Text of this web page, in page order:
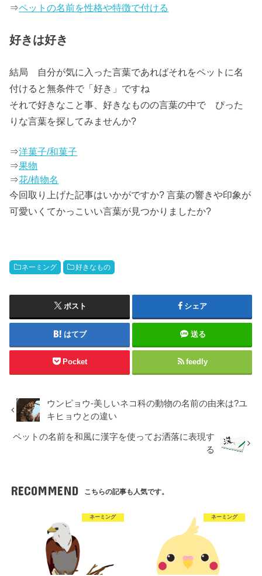
⇒ペットの名前を性格や特徴で付ける
好きは好き
結局 自分が気に入った言葉であればそれをペットに名
付けると無条件で「好き」ですね
それで好きなこと事、好きなものの言葉の中で ぴった
りな言葉を探してみませんか?
⇒洋菓子/和菓子
⇒果物
⇒花/植物名
今回取り上げた記事はいかがですか? 言葉の響きや印象が
可愛いく てかっこいい言葉が見つかりましたか?
ネーミング 好きなもの
ポスト シェア
はてブ 送る
Pocket feedly
ウンピョウ-美しいネコ科の動物の名前の由来は?ユ
キヒョウとの違い
ペットの名前を和風に漢字を使ってお洒落に表現す
る
RECOMMEND こちらの記事も人気です。
ネーミング ネーミング